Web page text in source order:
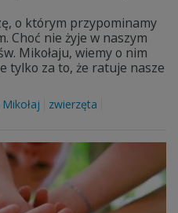
o którym przypominamy
Choć nie żyje w naszym
Mikołaju, wiemy o nim
tylko za to, że ratuje nasze
zwierzęta